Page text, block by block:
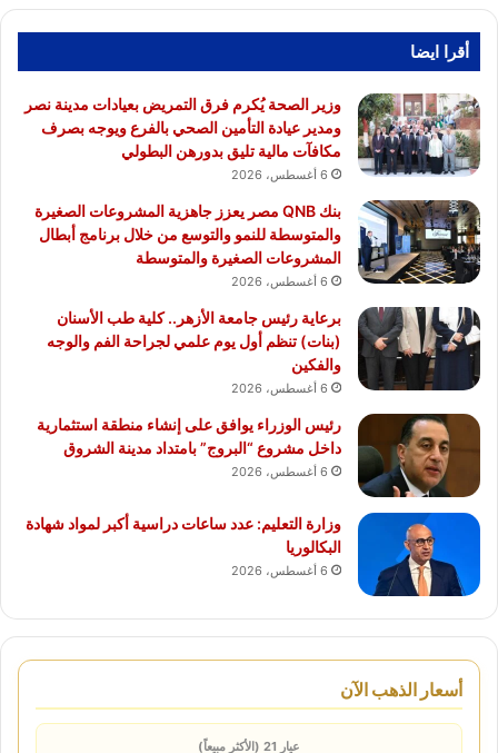
أقرا ايضا
وزير الصحة يُكرم فرق التمريض بعيادات مدينة نصر
ومدير عيادة التأمين الصحي بالفرع ويوجه بصرف
مكافآت مالية تليق بدورهن البطولي
6 أغسطس، 2026
بنك QNB مصر يعزز جاهزية المشروعات الصغيرة
والمتوسطة للنمو والتوسع من خلال برنامج أبطال
المشروعات الصغيرة والمتوسطة
6 أغسطس، 2026
برعاية رئيس جامعة الأزهر.. كلية طب الأسنان
(بنات) تنظم أول يوم علمي لجراحة الفم والوجه
والفكين
6 أغسطس، 2026
رئيس الوزراء يوافق على إنشاء منطقة استثمارية
داخل مشروع “البروج” بامتداد مدينة الشروق
6 أغسطس، 2026
وزارة التعليم: عدد ساعات دراسية أكبر لمواد شهادة
البكالوريا
6 أغسطس، 2026
أسعار الذهب الآن
عيار 21 (الأكثر مبيعاً)